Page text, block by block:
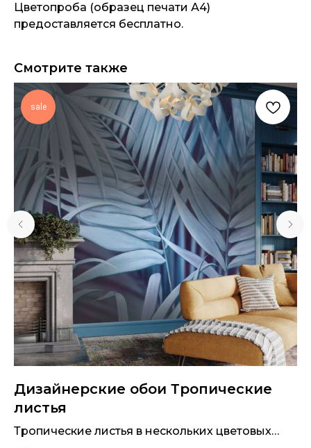
Цветопроба (образец печати А4)
предоставляется бесплатно.
Смотрите также
sale
Дизайнерские обои Тропические
листья
Тропические листья в нескольких цветовых